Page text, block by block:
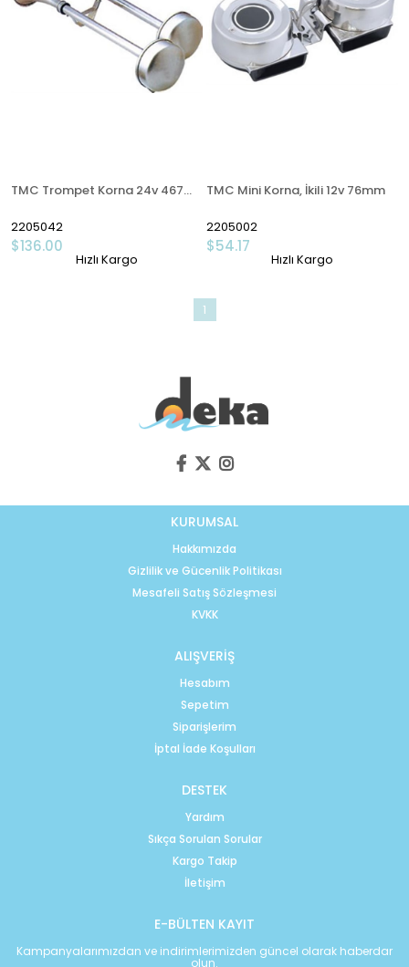
TMC Trompet Korna 24v 467mm
2205042
$136.00
Hızlı Kargo
TMC Mini Korna, İkili 12v 76mm
2205002
$54.17
Hızlı Kargo
1
KURUMSAL
Hakkımızda
Gizlilik ve Gücenlik Politikası
Mesafeli Satış Sözleşmesi
KVKK
ALIŞVERİŞ
Hesabım
Sepetim
Siparişlerim
İptal İade Koşulları
DESTEK
Yardım
Sıkça Sorulan Sorular
Kargo Takip
İletişim
E-BÜLTEN KAYIT
Kampanyalarımızdan ve indirimlerimizden güncel olarak haberdar
olun.